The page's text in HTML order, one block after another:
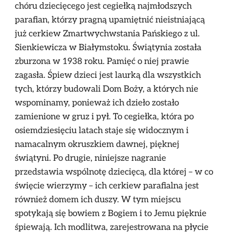
chóru dziecięcego jest cegiełką najmłodszych
parafian, którzy pragną upamiętnić nieistniającą
już cerkiew Zmartwychwstania Pańskiego z ul.
Sienkiewicza w Białymstoku. Świątynia została
zburzona w 1938 roku. Pamięć o niej prawie
zagasła. Śpiew dzieci jest laurką dla wszystkich
tych, którzy budowali Dom Boży, a których nie
wspominamy, ponieważ ich dzieło zostało
zamienione w gruz i pył. To cegiełka, która po
osiemdziesięciu latach staje się widocznym i
namacalnym okruszkiem dawnej, pięknej
świątyni. Po drugie, niniejsze nagranie
przedstawia wspólnotę dziecięcą, dla której – w co
święcie wierzymy – ich cerkiew parafialna jest
również domem ich duszy. W tym miejscu
spotykają się bowiem z Bogiem i to Jemu pięknie
śpiewają. Ich modlitwa, zarejestrowana na płycie